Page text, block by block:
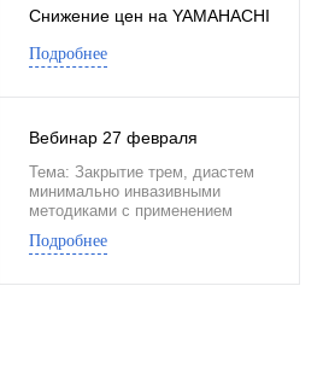
Снижение цен на YAMAHACHI
Подробнее
Вебинар 27 февраля
Тема: Закрытие трем, диастем
минимально инвазивными
методиками с применением
композитов YAMAKIN
Подробнее